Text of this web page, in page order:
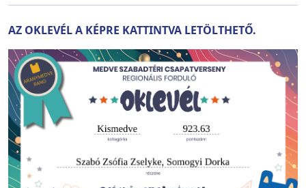
AZ OKLEVÉL A KÉPRE KATTINTVA LETÖLTHETŐ.